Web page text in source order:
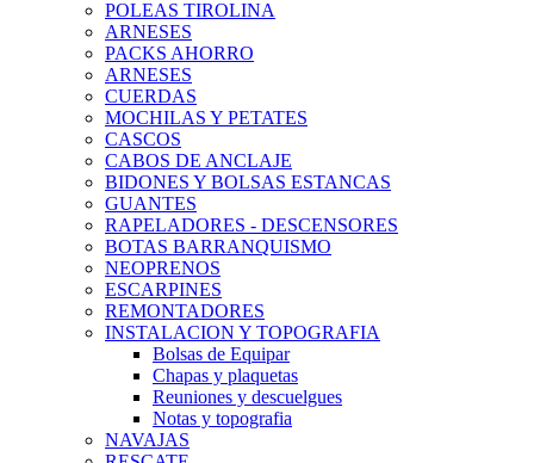
POLEAS TIROLINA
ARNESES
PACKS AHORRO
ARNESES
CUERDAS
MOCHILAS Y PETATES
CASCOS
CABOS DE ANCLAJE
BIDONES Y BOLSAS ESTANCAS
GUANTES
RAPELADORES - DESCENSORES
BOTAS BARRANQUISMO
NEOPRENOS
ESCARPINES
REMONTADORES
INSTALACION Y TOPOGRAFIA
Bolsas de Equipar
Chapas y plaquetas
Reuniones y descuelgues
Notas y topografia
NAVAJAS